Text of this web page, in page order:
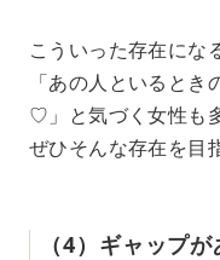
こういった存在にな
「あの人といると
♡」と気づく女性も
ぜひそんな存在を目
（4）ギャップ